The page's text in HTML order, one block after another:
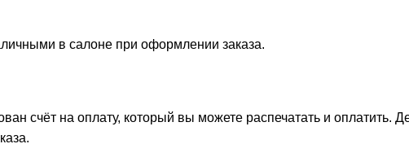
в салоне при оформлении заказа.
счёт на оплату, который вы можете распечатать и оплатить.